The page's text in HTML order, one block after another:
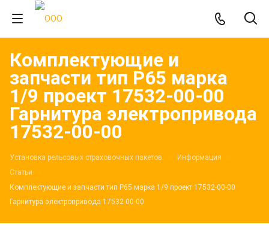
Комплектующие и
запчасти тип Р65 марка
1/9 проект 17532-00-00
Гарнитура электропривода
17532-00-00
Установка рельсовых страховочных пакетов.
Информация
Статьи
Комплектующие и запчасти тип Р65 марка 1/9 проект 17532-00-00
Гарнитура электропривода 17532-00-00